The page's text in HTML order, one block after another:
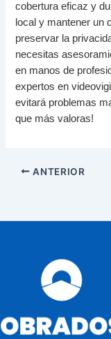
cobertura eficaz y
local y mantener un
preservar la
necesitas
en manos de
expertos en
evitará problemas
que más valoras!
ANTERIOR